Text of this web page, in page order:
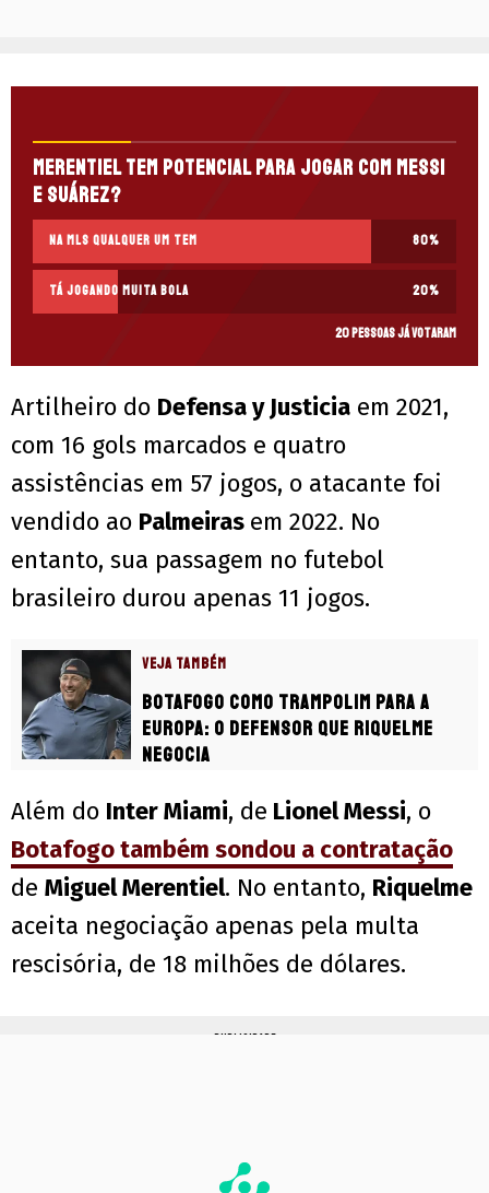
Merentiel tem potencial para jogar com Messi
e Suárez?
NA MLS QUALQUER UM TEM 80%
TÁ JOGANDO MUITA BOLA 20%
20 pessoas já votaram
Artilheiro do Defensa y Justicia em 2021,
com 16 gols marcados e quatro
assistências em 57 jogos, o atacante foi
vendido ao Palmeiras em 2022. No
entanto, sua passagem no futebol
brasileiro durou apenas 11 jogos.
VEJA TAMBÉM
Botafogo como trampolim para a
Europa: o defensor que Riquelme
negocia
Além do Inter Miami, de Lionel Messi, o
Botafogo também sondou a contratação
de Miguel Merentiel. No entanto, Riquelme
aceita negociação apenas pela multa
rescisória, de 18 milhões de dólares.
PUBLICIDADE